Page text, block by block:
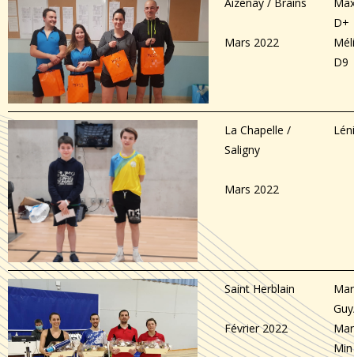
Mars 2022
D+
D9
La Chapelle /
Saligny
Mars 2022
Saint Herblain
Février 2022